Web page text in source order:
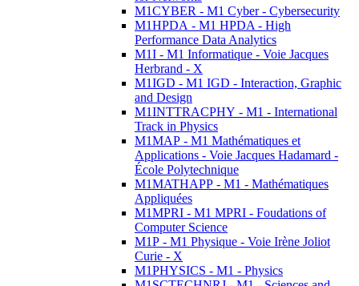
M1CYBER - M1 Cyber - Cybersecurity
M1HPDA - M1 HPDA - High
Performance Data Analytics
M1I - M1 Informatique - Voie Jacques
Herbrand - X
M1IGD - M1 IGD - Interaction, Graphic
and Design
M1INTTRACPHY - M1 - International
Track in Physics
M1MAP - M1 Mathématiques et
Applications - Voie Jacques Hadamard -
École Polytechnique
M1MATHAPP - M1 - Mathématiques
Appliquées
M1MPRI - M1 MPRI - Foudations of
Computer Science
M1P - M1 Physique - Voie Irène Joliot
Curie - X
M1PHYSICS - M1 - Physics